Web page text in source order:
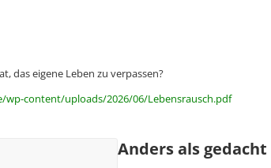
das eigene Leben zu verpassen?
wp-content/uploads/2026/06/Lebensrausch.pdf
Anders als gedacht